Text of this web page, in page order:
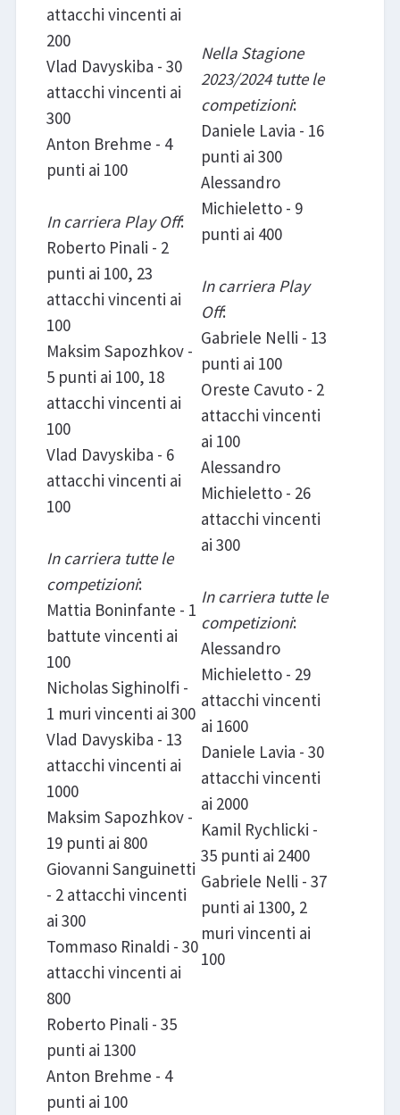
attacchi vincenti ai
200
Vlad Davyskiba - 30
attacchi vincenti ai
300
Anton Brehme - 4
punti ai 100
In carriera Play Off:
Roberto Pinali - 2
punti ai 100, 23
attacchi vincenti ai
100
Maksim Sapozhkov -
5 punti ai 100, 18
attacchi vincenti ai
100
Vlad Davyskiba - 6
attacchi vincenti ai
100
In carriera tutte le
competizioni:
Mattia Boninfante - 1
battute vincenti ai
100
Nicholas Sighinolfi -
1 muri vincenti ai 300
Vlad Davyskiba - 13
attacchi vincenti ai
1000
Maksim Sapozhkov -
19 punti ai 800
Giovanni Sanguinetti
- 2 attacchi vincenti
ai 300
Tommaso Rinaldi - 30
attacchi vincenti ai
800
Roberto Pinali - 35
punti ai 1300
Anton Brehme - 4
punti ai 100
Nella Stagione
2023/2024 tutte le
competizioni:
Daniele Lavia - 16
punti ai 300
Alessandro
Michieletto - 9
punti ai 400
In carriera Play
Off:
Gabriele Nelli - 13
punti ai 100
Oreste Cavuto - 2
attacchi vincenti
ai 100
Alessandro
Michieletto - 26
attacchi vincenti
ai 300
In carriera tutte le
competizioni:
Alessandro
Michieletto - 29
attacchi vincenti
ai 1600
Daniele Lavia - 30
attacchi vincenti
ai 2000
Kamil Rychlicki -
35 punti ai 2400
Gabriele Nelli - 37
punti ai 1300, 2
muri vincenti ai
100